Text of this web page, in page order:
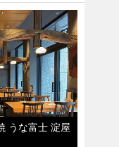
うな富士 淀屋